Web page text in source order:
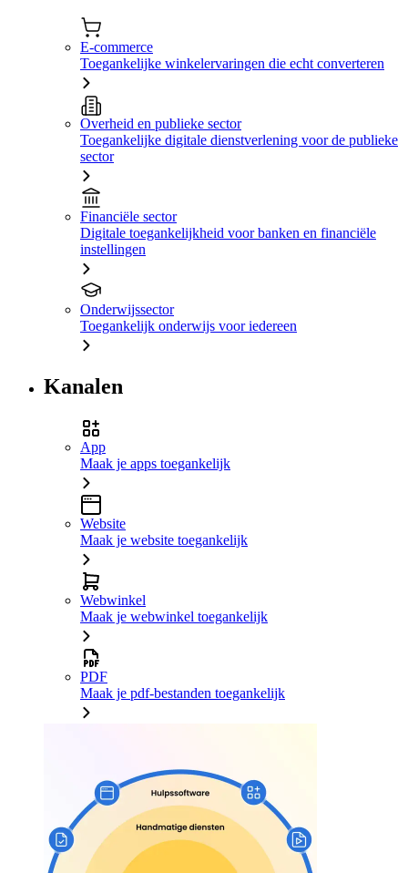
E-commerce
Toegankelijke winkelervaringen die echt converteren
Overheid en publieke sector
Toegankelijke digitale dienstverlening voor de publieke
sector
Financiële sector
Digitale toegankelijkheid voor banken en financiële
instellingen
Onderwijssector
Toegankelijk onderwijs voor iedereen
Kanalen
App
Maak je apps toegankelijk
Website
Maak je website toegankelijk
Webwinkel
Maak je webwinkel toegankelijk
PDF
Maak je pdf-bestanden toegankelijk